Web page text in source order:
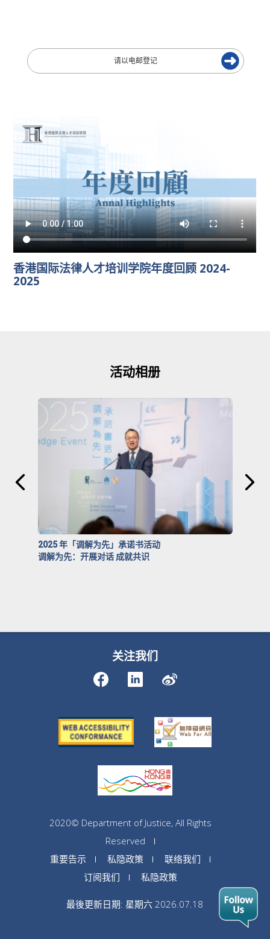
香港国际法律人才培训学院年度回顾 2024-
2025
活动相册
2025 年「调解为先」承诺书活动
调解为先：开展对话 成就共识
关注我们
2020© Department of Justice, All Rights
Reserved
重要告示
私隐政策
联络我们
订阅我们
私隐政策
最後更新日期: 星期六 2026.07.18